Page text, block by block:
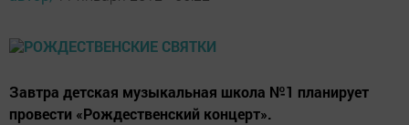
Завтра детская музыкальная школа №1 планирует
провести «Рождественский концерт».